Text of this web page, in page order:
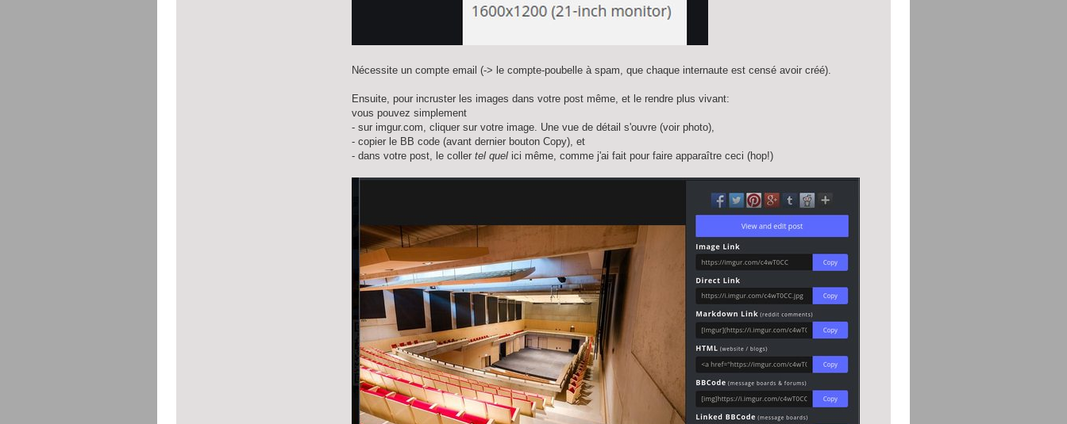
Nécessite un compte email (-> le compte-poubelle à spam, que chaque internaute est censé avoir créé).
Ensuite, pour incruster les images dans votre post même, et le rendre plus vivant:
vous pouvez simplement
- sur imgur.com, cliquer sur votre image. Une vue de détail s'ouvre (voir photo),
- copier le BB code (avant dernier bouton Copy), et
- dans votre post, le collertel quel ici même, comme j'ai fait pour faire apparaître ceci (hop!)